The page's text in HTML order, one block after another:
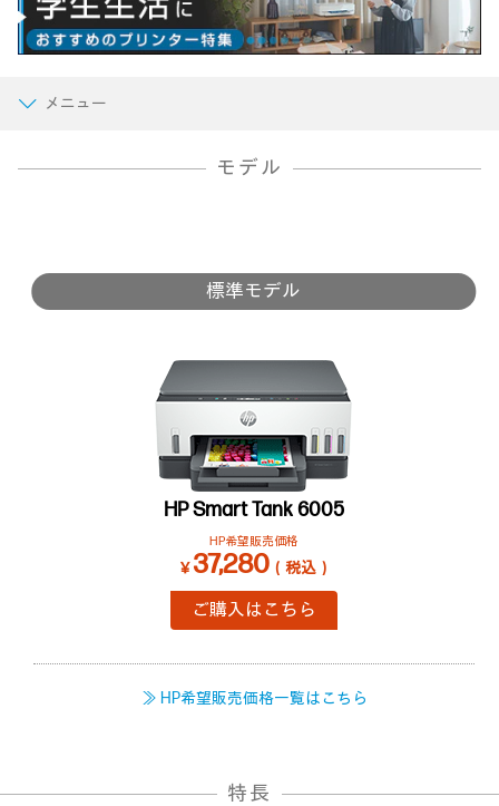
メニュー
モデル
HP Smart Tank 6005
HP希望販売価格
￥37,280（税込）
ご購入はこちら
≫ HP希望販売価格一覧はこちら
特長